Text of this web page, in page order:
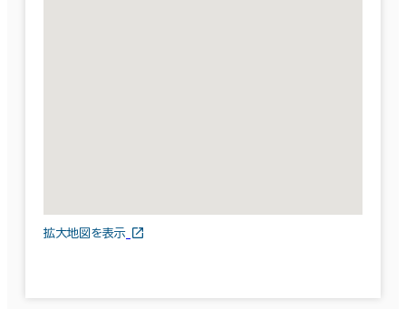
拡大地図を表示